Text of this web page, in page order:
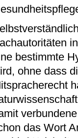
bestimmte
ohne dass
das Wort